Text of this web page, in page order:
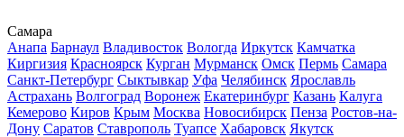
Самара
Анапа Барнаул Владивосток Вологда Иркутск Камчатка
Киргизия Красноярск Курган Мурманск Омск Пермь Самара
Санкт-Петербург Сыктывкар Уфа Челябинск Ярославль
Астрахань Волгоград Воронеж Екатеринбург Казань Калуга
Кемерово Киров Крым Москва Новосибирск Пенза Ростов-на-
Дону Саратов Ставрополь Туапсе Хабаровск Якутск